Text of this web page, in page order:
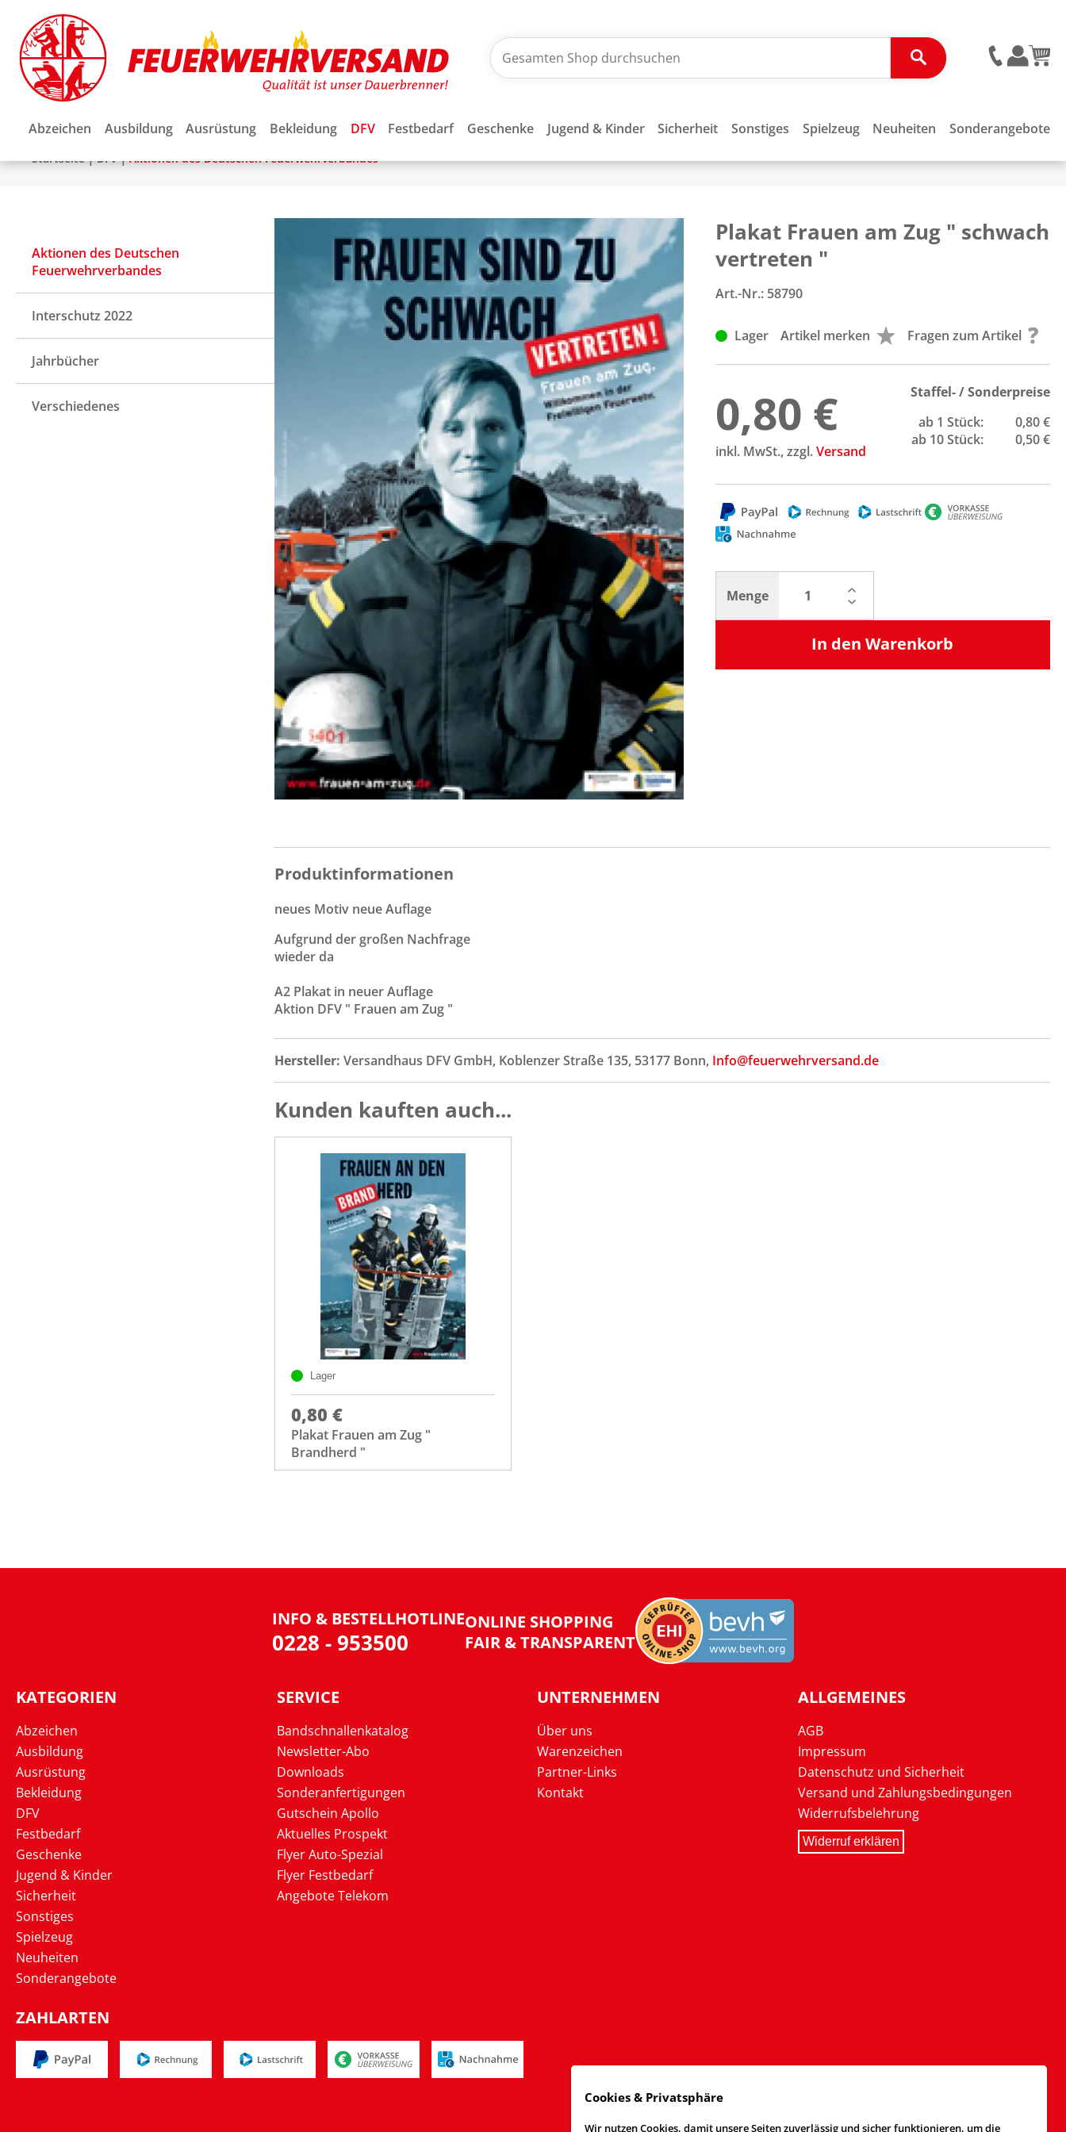
Abzeichen Ausbildung Ausrüstung Bekleidung DFV Festbedarf Geschenke Jugend & Kinder Sicherheit Sonstiges Spielzeug Neuheiten Sonderangebote
Startseite|DFV|Aktionen des Deutschen Feuerwehrverbandes
Aktionen des Deutschen
Feuerwehrverbandes
Interschutz 2022
Jahrbücher
Verschiedenes
Plakat Frauen am Zug " schwach
vertreten "
Art.-Nr.: 58790
Lager Artikel merken Fragen zum Artikel
0,80 €
inkl. MwSt., zzgl.Versand
Staffel- / Sonderpreise
ab 1 Stück:
0,80 €
ab 10 Stück:
0,50 €
Menge
In den Warenkorb
Produktinformationen
neues Motiv neue Auflage
Aufgrund der großen Nachfrage
wieder da
A2 Plakat in neuer Auflage
Aktion DFV " Frauen am Zug "
Hersteller: Versandhaus DFV GmbH, Koblenzer Straße 135, 53177 Bonn, Info@feuerwehrversand.de
Kunden kauften auch...
Lager
0,80 €
Plakat Frauen am Zug "
Brandherd "
INFO & BESTELLHOTLINE
0228 - 953500
ONLINE SHOPPING
FAIR & TRANSPARENT
KATEGORIEN
Abzeichen
Ausbildung
Ausrüstung
Bekleidung
DFV
Festbedarf
Geschenke
Jugend & Kinder
Sicherheit
Sonstiges
Spielzeug
Neuheiten
Sonderangebote
SERVICE
Bandschnallenkatalog
Newsletter-Abo
Downloads
Sonderanfertigungen
Gutschein Apollo
Aktuelles Prospekt
Flyer Auto-Spezial
Flyer Festbedarf
Angebote Telekom
UNTERNEHMEN
Über uns
Warenzeichen
Partner-Links
Kontakt
ALLGEMEINES
AGB
Impressum
Datenschutz und Sicherheit
Versand und Zahlungsbedingungen
Widerrufsbelehrung
Widerruf erklären
ZAHLARTEN
Cookies & Privatsphäre
Wir nutzen Cookies, damit unsere Seiten zuverlässig und sicher funktionieren, um die